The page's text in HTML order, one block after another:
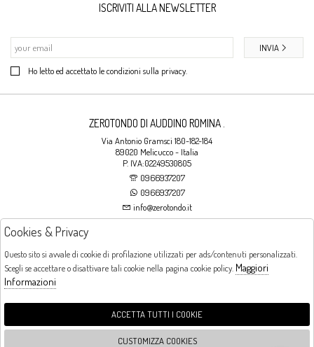
ISCRIVITI ALLA NEWSLETTER
Ho letto ed accettato le condizioni sulla privacy.
INVIA
ZEROTONDO DI AUDDINO ROMINA .
Via Antonio Gramsci 180-182-184
89020 Melicucco - Italia
P. IVA:02249530805
0966937207
0966937207
info@zerotondo.it
Orari di apertura
LUNEDI: CHIUSO LA MATTINA - DALLE 16:00 ALLE 20:00 DAL MARTEDI AL
Cookies & Privacy
Questo sito si avvale di cookie di profilazione utilizzati per ads/contenuti personalizzati.
Scegli se accettare o disattivare tali cookie nella pagina cookie policy. Maggiori
Informazioni
ACCETTA TUTTI I COOKIE
CUSTOMIZZA COOKIES